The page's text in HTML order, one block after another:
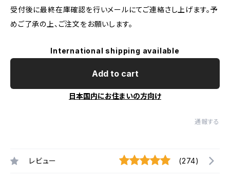
受付後に最終在庫確認を行いメールにてご連絡さし上げます。予
めご了承の上、ご注文をお願いします。
International shipping available
Add to cart
日本国内にお住まいの方向け
通報する
レビュー (274)